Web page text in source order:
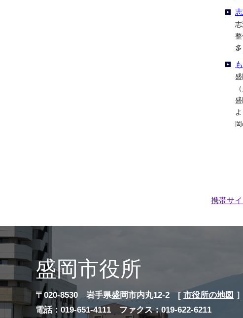
携帯サイ
盛岡市役所
〒020-8530 岩手県盛岡市内丸12-2 [ 市役所の地図 ］
電話：019-651-4111 ファクス：019-622-6211